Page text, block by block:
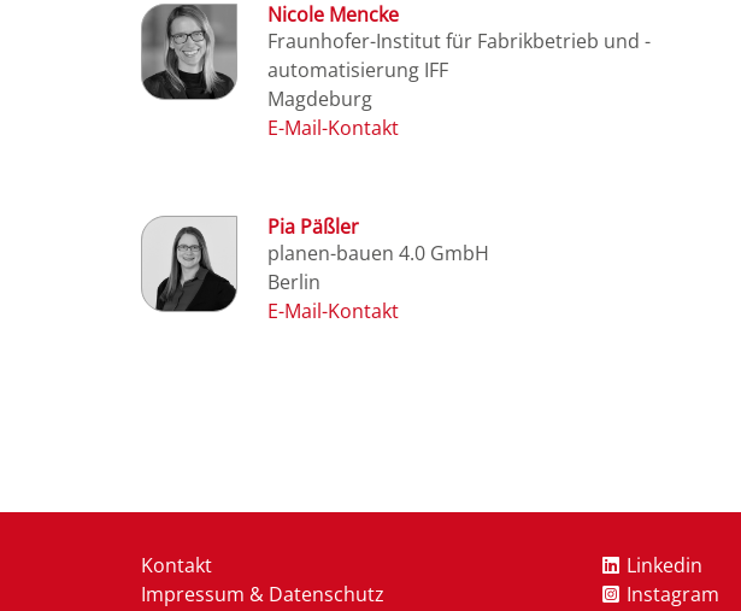
Nicole Mencke
Fraunhofer-Institut für Fabrikbetrieb und -
automatisierung IFF
Magdeburg
Pia Päßler
planen-bauen 4.0 GmbH
Berlin
Kontakt
Impressum & Datenschutz
Linkedin
Instagram